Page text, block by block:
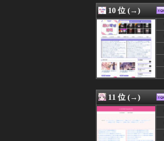
10 位 (→)
11 位 (→)